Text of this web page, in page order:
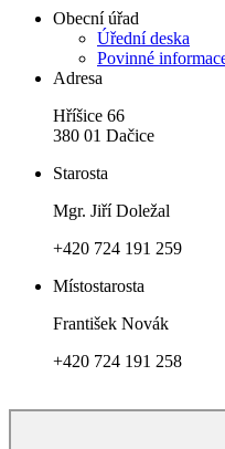
Obecní úřad
Úřední deska
Povinné
Adresa
Hříšice 66
380 01 Dačice
Starosta
Mgr. Jiří Doležal
+420 724 191 259
Místostarosta
František Novák
+420 724 191 258